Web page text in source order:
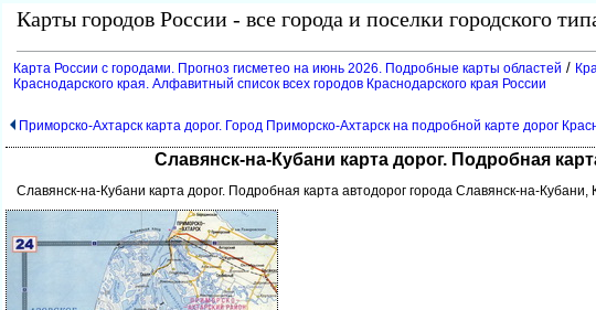
Карты городов России - все города и поселки городского
Карта России с городами. Прогноз гисметео на июнь 2026. Подробные карты областей /
Краснодарского края. Алфавитный список всех городов Краснодарского края России
Приморско-Ахтарск карта дорог. Город Приморско-Ахтарск на подробной карте дорог
Славянск-на-Кубани карта дорог. Подробная
Славянск-на-Кубани карта дорог. Подробная карта автодорог города Славянск-на-Кубани,